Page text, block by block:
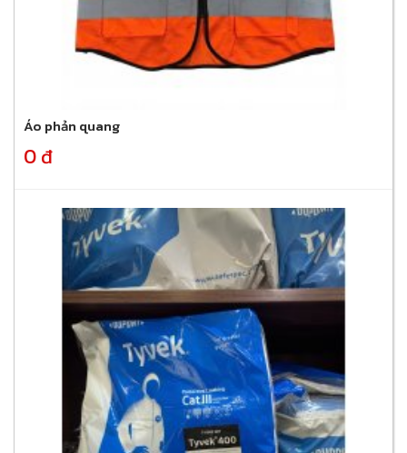
Áo phản quang
0 đ